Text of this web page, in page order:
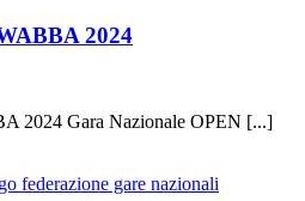
2024
2024 Gara Nazionale OPEN [...]